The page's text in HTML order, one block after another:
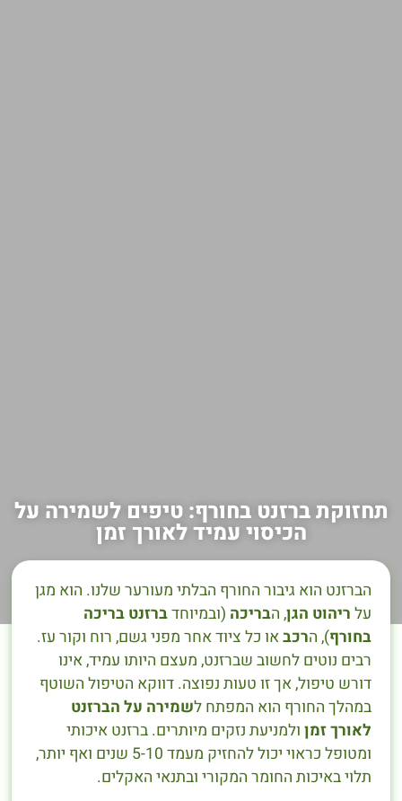
תחזוקת ברזנט בחורף: טיפים לשמירה על
הכיסוי עמיד לאורך זמן
הברזנט הוא גיבור החורף הבלתי מעורער שלנו. הוא מגן
על ריהוט הגן, הבריכה (ובמיוחדברזנט בריכה
בחורף), הרכבאו כל ציוד אחר מפני גשם, רוח וקור עז.
רבים נוטים לחשוב שברזנט, מעצם היותו עמיד, אינו
דורש טיפול, אך זו טעות נפוצה. דווקא הטיפול השוטף
במהלך החורף הוא המפתח לשמירה על הברזנט
לאורך זמן ולמניעת נזקים מיותרים. ברזנט איכותי
ומטופל כראוי יכול להחזיק מעמד 5-10 שנים ואף יותר,
תלוי באיכות החומר המקורי ובתנאי האקלים.